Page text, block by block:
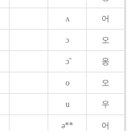
ʌ 어
ɔ 오
ɔ̃ 옹
o 오
u 우
ə** 어